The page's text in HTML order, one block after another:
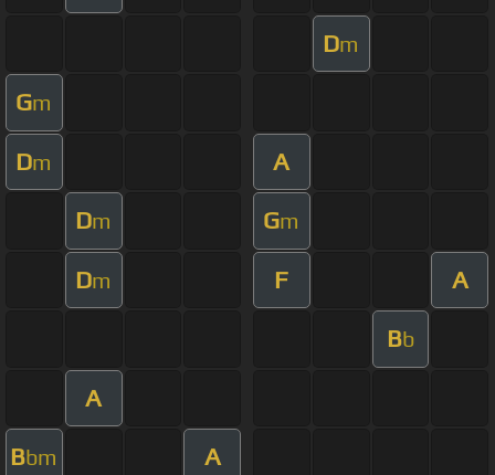
Dm
Gm
Dm A
Dm Gm
Dm F A
Bb
A
Bbm A